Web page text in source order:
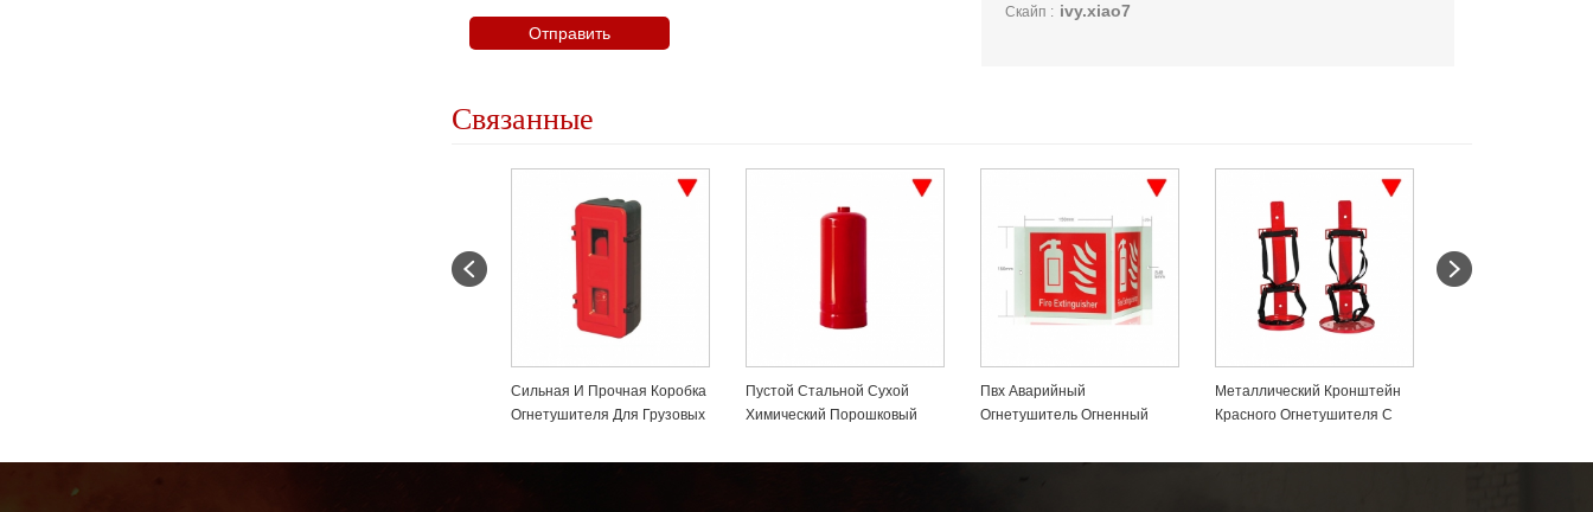
Скайп : ivy.xiao7
Связанные
Пустой Стальной Сухой
Химический Порошковый
Пвх Аварийный
Огнетушитель Огненный
Металлический Кронштейн
Красного Огнетушителя С
Канатом
Месячная Метка
Регистрации Огнетушителя